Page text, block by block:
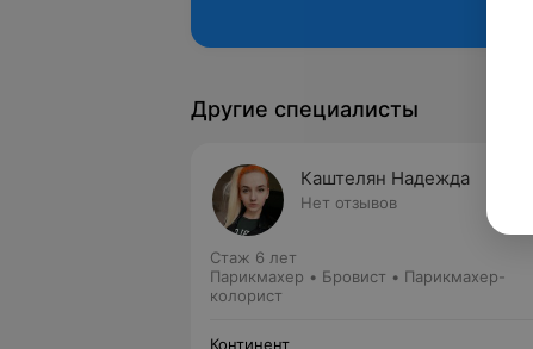
Другие специалисты
Каштелян Надежда
Нет отзывов
Стаж 6 лет
Парикмахер • Бровист • Парикмахер-
колорист
Континент